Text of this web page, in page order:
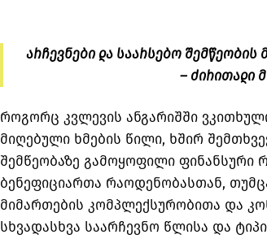
არჩევნები და საარსებო
– ძირითადი
როგორც კვლევის ანგარიშში
მიღებული ხმების წილი, ხშირ
შემწეობაზე გამოყოფილი ფინანსური
ბენეფიციართა რაოდენობასთან,
მიმართების კომპლექსურობითა და
სხვადასხვა საარჩევნო წლისა და